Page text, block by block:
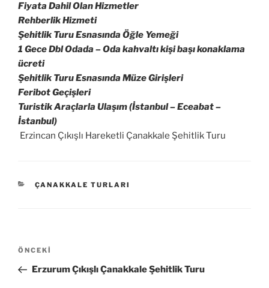
Fiyata Dahil Olan Hizmetler
Rehberlik Hizmeti
Şehitlik Turu Esnasında Öğle Yemeği
1 Gece Dbl Odada – Oda kahvaltı kişi başı konaklama
ücreti
Şehitlik Turu Esnasında Müze Girişleri
Feribot Geçişleri
Turistik Araçlarla Ulaşım (İstanbul – Eceabat –
İstanbul)
Erzincan Çıkışlı Hareketli Çanakkale Şehitlik Turu
KATEGORILER
ÇANAKKALE TURLARI
Yazı
Önceki
Yazı
ÖNCEKI
Erzurum Çıkışlı Çanakkale Şehitlik Turu